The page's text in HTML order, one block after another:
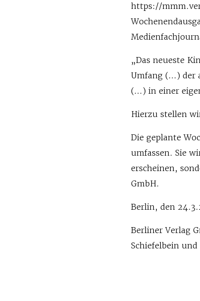
https://
„Das neueste
Umfang (…) der
(…) in einer
Hierzu stellen
Die geplante
umfassen. Sie
erscheinen,
GmbH.
Berlin, den
Berliner Verlag
Schiefelbein